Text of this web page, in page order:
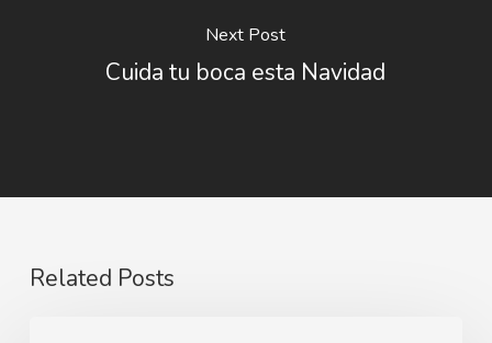
Next Post
Cuida tu boca esta Navidad
Related Posts